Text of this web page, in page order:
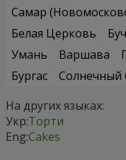
Самар
Белая Церковь
Умань
Варшава
Бургас
Солнечный
На других языках:
Укр:Торти
Eng:Cakes